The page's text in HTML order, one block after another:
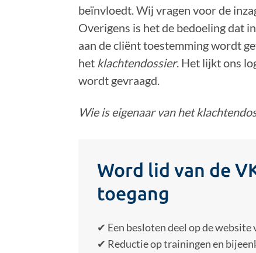
beïnvloedt. Wij vragen voor de
Overigens is het de bedoeling dat
aan de cliënt toestemming wordt
het klachtendossier. Het lijkt ons
wordt gevraagd.
Wie is eigenaar van het
Word lid van de
toegang
✔ Een besloten deel op de
✔ Reductie op trainingen en